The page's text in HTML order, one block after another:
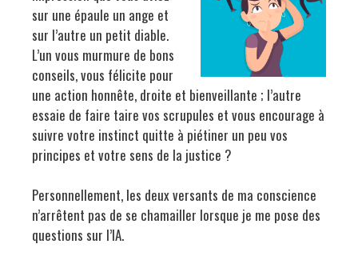
sur une épaule un ange et
sur l’autre un petit diable.
L’un vous murmure de bons
conseils, vous félicite pour
une action honnête, droite et bienveillante ; l’autre
essaie de faire taire vos scrupules et vous encourage à
suivre votre instinct quitte à piétiner un peu vos
principes et votre sens de la justice ?
Personnellement, les deux versants de ma conscience
n’arrêtent pas de se chamailler lorsque je me pose des
questions sur l’IA.